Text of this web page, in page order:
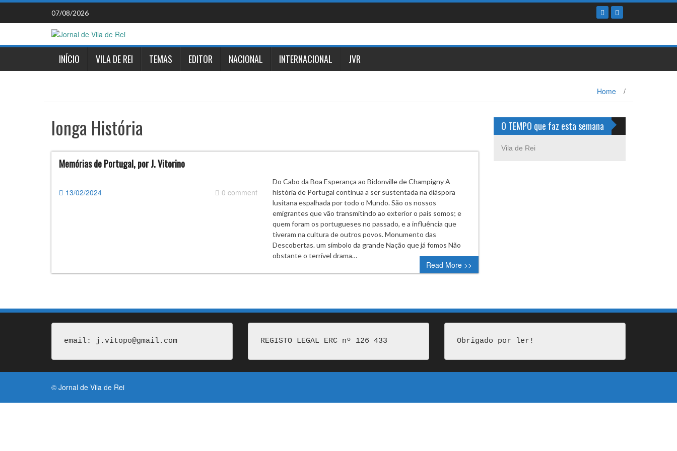
Skip
content
07/08/2026
INÍCIO VILA DE REI TEMAS EDITOR NACIONAL INTERNACIONAL JVR
Home /
longa História
Memórias de Portugal, por J. Vitorino
13/02/2024 0 comment
Do Cabo da Boa Esperança ao Bidonville de Champigny A
história de Portugal continua a ser sustentada na diáspora
lusitana espalhada por todo o Mundo. São os nossos
emigrantes que vão transmitindo ao exterior o país somos; e
quem foram os portugueses no passado, e a influência que
tiveram na cultura de outros povos. Monumento das
Descobertas. um símbolo da grande Nação que já fomos Não
obstante o terrível drama…
Read More >>
O TEMPO que faz esta semana
Vila de Rei
email: j.vitopo@gmail.com REGISTO LEGAL ERC nº 126 433 Obrigado por ler!
© Jornal de Vila de Rei